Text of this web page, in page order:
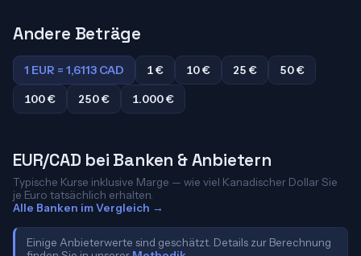
Andere Beträge
1 EUR = 1,6113 CAD 1 € 10 € 25 €
50 €
100 €
250 € 1.000 €
EUR/CAD bei Banken & Anbietern
Typische Kurse inklusive Marge — wie viel Kanadischer Dollar Sie
je Euro tatsächlich erhalten.
Alle Banken im Vergleich →
Einige Anbieterwerte sind geschätzt. Details zur Berechnung